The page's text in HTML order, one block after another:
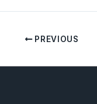
PREVIOUS